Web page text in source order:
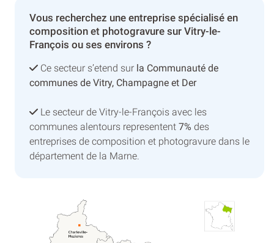
Vous recherchez une entreprise spécialisé en
composition et photogravure sur Vitry-le-
François ou ses environs ?
Ce secteur s’etend sur la Communauté de
communes de Vitry, Champagne et Der
Le secteur de Vitry-le-François avec les
communes alentours representent 7% des
entreprises de composition et photogravure dans le
département de la Marne.